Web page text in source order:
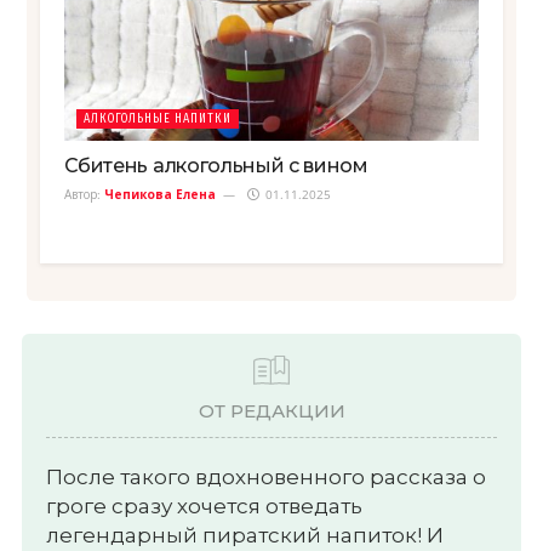
АЛКОГОЛЬНЫЕ НАПИТКИ
Сбитень алкогольный с вином
Автор: Чепикова Елена 01.11.2025
ОТ РЕДАКЦИИ
После такого вдохновенного рассказа о
гроге сразу хочется отведать
легендарный пиратский напиток! И